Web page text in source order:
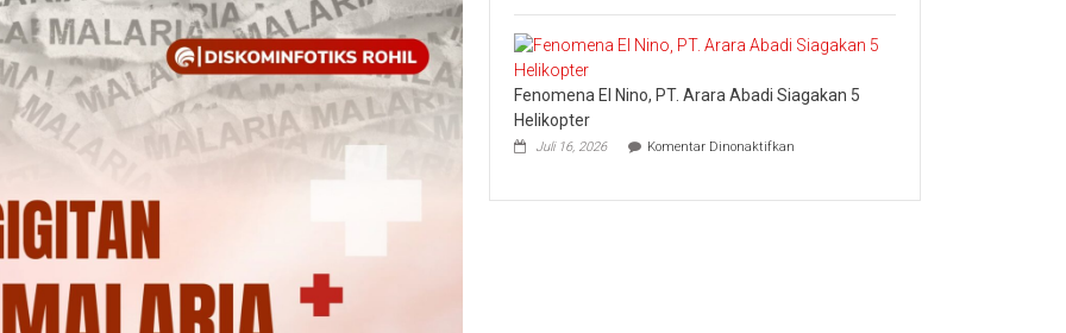
Meminta
UID
Riau
dan
Sukses
Fenomena El Nino, PT. Arara Abadi Siagakan 5
Helikopter
Juli 16, 2026 Komentar Dinonaktifkan
Nino,